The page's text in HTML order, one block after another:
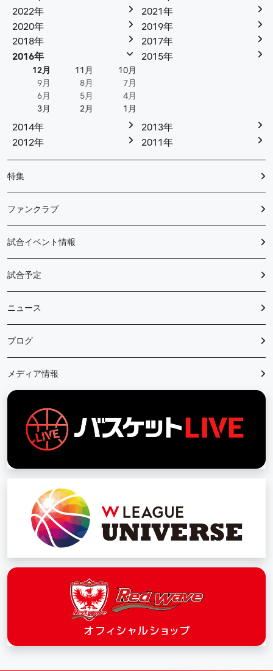
2022年
2021年
2020年
2019年
2018年
2017年
2016年
12月 11月
10月
9月
8月
7月
6月
5月
4月
3月
2月 1月
2015年
2014年
2013年
2012年
2011年
特集
ファンクラブ
試合イベント情報
試合予定
ニュース
ブログ
メディア情報